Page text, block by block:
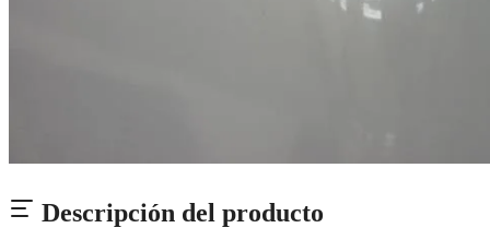
Descripción del producto